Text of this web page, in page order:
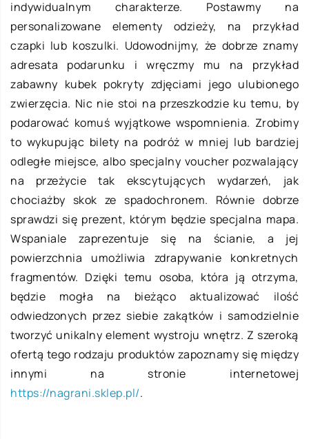
indywidualnym charakterze. Postawmy na
personalizowane elementy odzieży, na przykład
czapki lub koszulki. Udowodnijmy, że dobrze znamy
adresata podarunku i wręczmy mu na przykład
zabawny kubek pokryty zdjęciami jego ulubionego
zwierzęcia. Nic nie stoi na przeszkodzie ku temu, by
podarować komuś wyjątkowe wspomnienia. Zrobimy
to wykupując bilety na podróż w mniej lub bardziej
odległe miejsce, albo specjalny voucher pozwalający
na przeżycie tak ekscytujących wydarzeń, jak
chociażby skok ze spadochronem. Równie dobrze
sprawdzi się prezent, którym będzie specjalna mapa.
Wspaniale zaprezentuje się na ścianie, a jej
powierzchnia umożliwia zdrapywanie konkretnych
fragmentów. Dzięki temu osoba, która ją otrzyma,
będzie mogła na bieżąco aktualizować ilość
odwiedzonych przez siebie zakątków i samodzielnie
tworzyć unikalny element wystroju wnętrz. Z szeroką
ofertą tego rodzaju produktów zapoznamy się między
innymi na stronie internetowej
https://nagrani.sklep.pl/.